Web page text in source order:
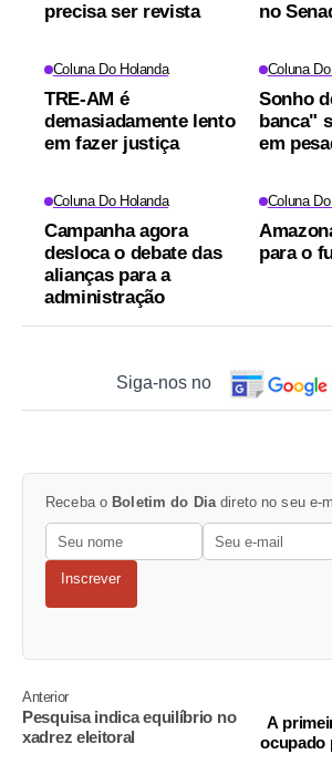
precisa ser revista no
Coluna Do Holanda
TRE-AM é
demasiadamente lento
em fazer justiça
Coluna
Sonho
banca"
em
Coluna Do Holanda
Campanha agora
desloca o debate das
alianças para a
administração
Coluna
para o
Siga-nos no
Receba o Boletim do Dia direto no seu e-
Inscrever
Anterior
Pesquisa indica equilíbrio no
xadrez eleitoral
A
ocupado